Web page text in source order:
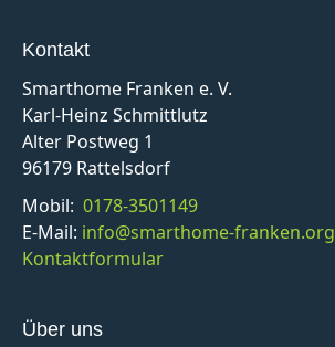
Kontakt
Smarthome Franken e. V.
Karl-Heinz Schmittlutz
Alter Postweg 1
96179 Rattelsdorf
Mobil: 0178-3501149
E-Mail: info@smarthome-franken.org
Kontaktformular
Über uns